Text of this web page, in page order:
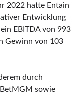
2022 hatte Entain
Entwicklung
EBITDA von 993
Gewinn von 103
durch
sowie